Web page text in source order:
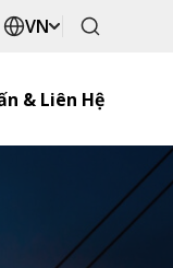
VN
& Liên Hệ